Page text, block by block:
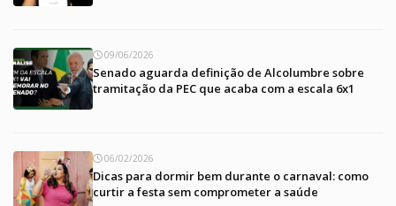
09/06/2026
Senado aguarda definição de Alcolumbre sobre
tramitação da PEC que acaba com a escala 6x1
06/02/2026
Dicas para dormir bem durante o carnaval: como
curtir a festa sem comprometer a saúde